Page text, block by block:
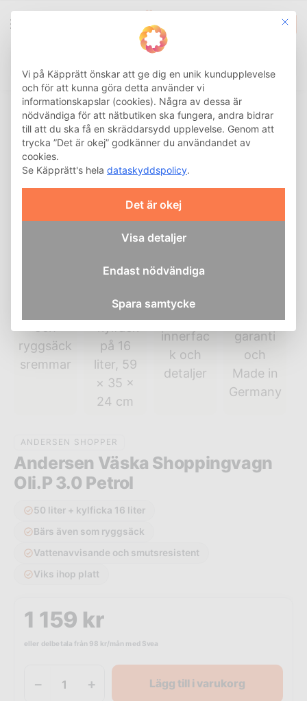
0
ANDERSEN SHOPPER
Andersen Väska Shoppingvagn
Oli.P 3.0 Petrol
50 liter + kylficka 16 liter
Bärs även som ryggsäck
Vattenavvisande och smutsresistent
Viks ihop platt
1 159 kr
eller delbetala från 98 kr/mån med Svea
− + Lägg till i varukorg
This
Vi på Käpprätt önskar att ge dig en unik kundupplevelse
och för att kunna göra detta använder vi
informationskapslar (cookies). Några av dessa är
nödvändiga för att nätbutiken ska fungera, andra bidrar
till att du ska få en skräddarsydd upplevelse. Genom att
trycka ”Det är okej” godkänner du användandet av
cookies.
Se Käpprätt's hela dataskyddspolicy.
Det är okej
Visa detaljer
Endast nödvändiga
Spara samtycke